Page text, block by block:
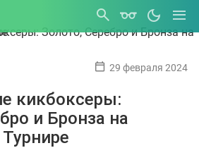
29 февраля 2024
кикбоксеры:
и Бронза на